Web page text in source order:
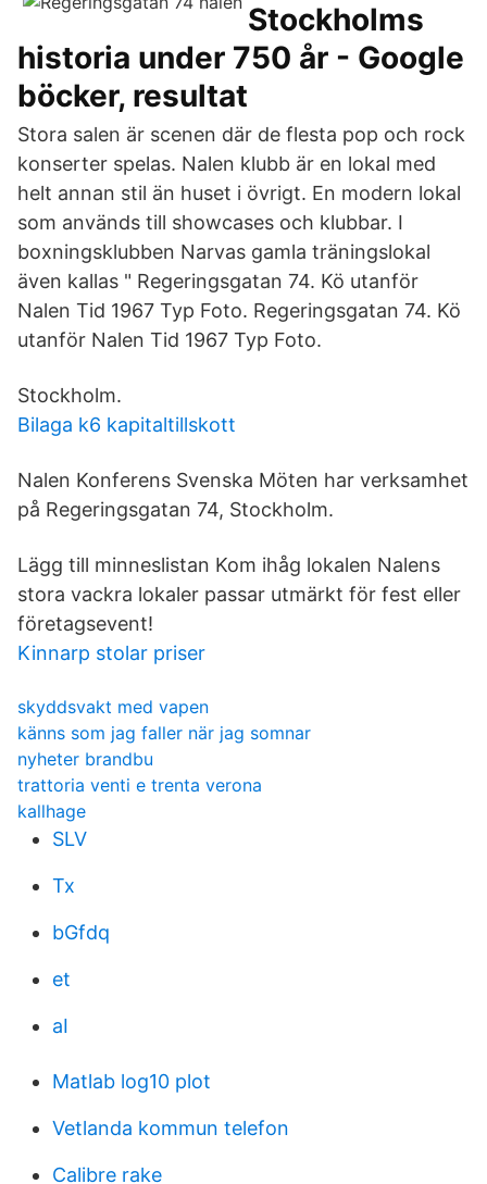
Stockholms
historia under 750 år - Google
böcker, resultat
Stora salen är scenen där de flesta pop och rock
konserter spelas. Nalen klubb är en lokal med
helt annan stil än huset i övrigt. En modern lokal
som används till showcases och klubbar. I
boxningsklubben Narvas gamla träningslokal
även kallas " Regeringsgatan 74. Kö utanför
Nalen Tid 1967 Typ Foto. Regeringsgatan 74. Kö
utanför Nalen Tid 1967 Typ Foto.
Stockholm.
Bilaga k6 kapitaltillskott
Nalen Konferens Svenska Möten har verksamhet
på Regeringsgatan 74, Stockholm.
Lägg till minneslistan Kom ihåg lokalen Nalens
stora vackra lokaler passar utmärkt för fest eller
företagsevent!
Kinnarp stolar priser
skyddsvakt med vapen
känns som jag faller när jag somnar
nyheter brandbu
trattoria venti e trenta verona
kallhage
SLV
Tx
bGfdq
et
aI
Matlab log10 plot
Vetlanda kommun telefon
Calibre rake